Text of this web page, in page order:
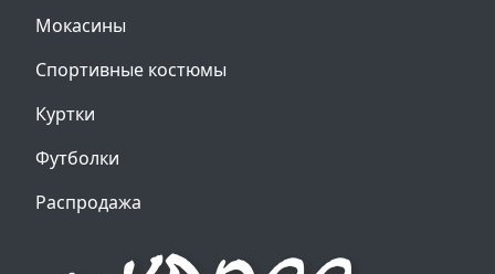
Мокасины
Спортивные костюмы
Куртки
Футболки
Распродажа